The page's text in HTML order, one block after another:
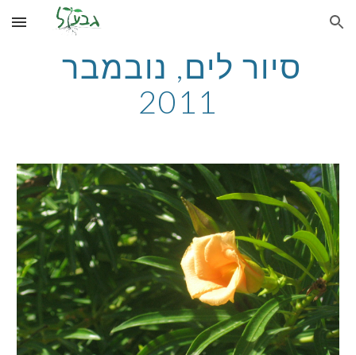
Skip to main content Skip to navigation
2011